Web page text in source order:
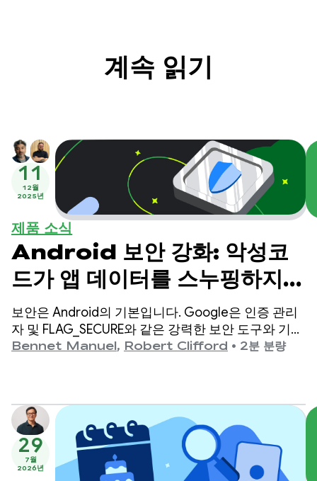
계속 읽기
11
12월
2025년
제품 소식
Android 보안 강화: 악성코
드가 앱 데이터를 스누핑하지
못하도록 차단
보안은 Android의 기본입니다. Google은 인증 관리
자 및 FLAG_SECURE와 같은 강력한 보안 도구와 기능
을 제공하여 플랫폼을 안전하게 유지하고 사용자 데
Bennet Manuel, Robert Clifford • 2분 분량
29
7월
2026년